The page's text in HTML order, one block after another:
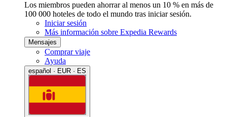
Los miembros pueden ahorrar al menos un 10 % en más de
100 000 hoteles de todo el mundo tras iniciar sesión.
Iniciar sesión
Más información sobre Expedia Rewards
Mensajes
Comprar viaje
Ayuda
español · EUR · ES